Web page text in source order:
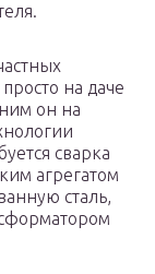
на даче
он на
сварка
агрегатом
сталь,